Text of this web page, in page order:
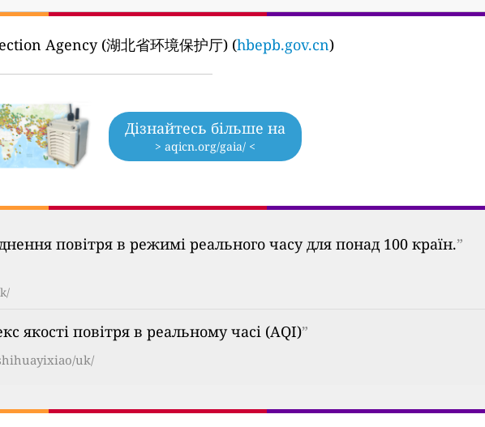
Agency (湖北省环境保护厅) (hbepb.gov.cn)
Дізнайтесь більше на
> aqicn.org/gaia/ <
повітря в режимі реального часу для понад 100 країн.”
якості повітря в реальному часі (AQI)”
uk/